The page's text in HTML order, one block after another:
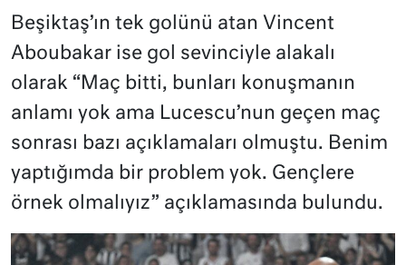
Beşiktaş’ın tek golünü atan Vincent
Aboubakar ise gol sevinciyle alakalı
olarak “Maç bitti, bunları konuşmanın
anlamı yok ama Lucescu’nun geçen maç
sonrası bazı açıklamaları olmuştu. Benim
yaptığımda bir problem yok. Gençlere
örnek olmalıyız” açıklamasında bulundu.